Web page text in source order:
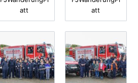
att
att